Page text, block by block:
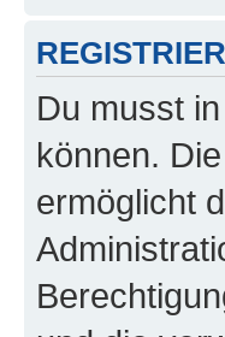
Du musst
können.
ermöglicht